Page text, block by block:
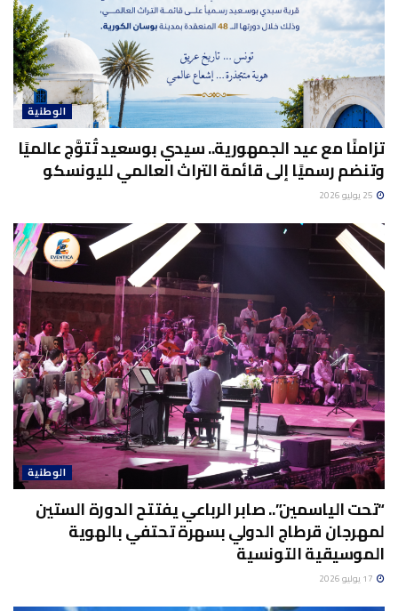
الوطنية
تزامنًا مع عيد الجمهورية.. سيدي بوسعيد تُتوَّج عالميًا
وتنضم رسميًا إلى قائمة التراث العالمي لليونسكو
الوطنية
“تحت الياسمين”.. صابر الرباعي يفتتح الدورة الستين
لمهرجان قرطاج الدولي بسهرة تحتفي بالهوية
الموسيقية التونسية